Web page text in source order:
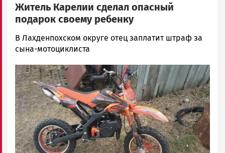
Житель Карелии сделал опасный
подарок своему ребенку
Арина
Смирнова
Петрозаводска
и
Карелии
|
Петрозаводск
ГОВОРИТ
В Лахденпохском округе отец заплатит штраф за
сына-мотоциклиста
Image